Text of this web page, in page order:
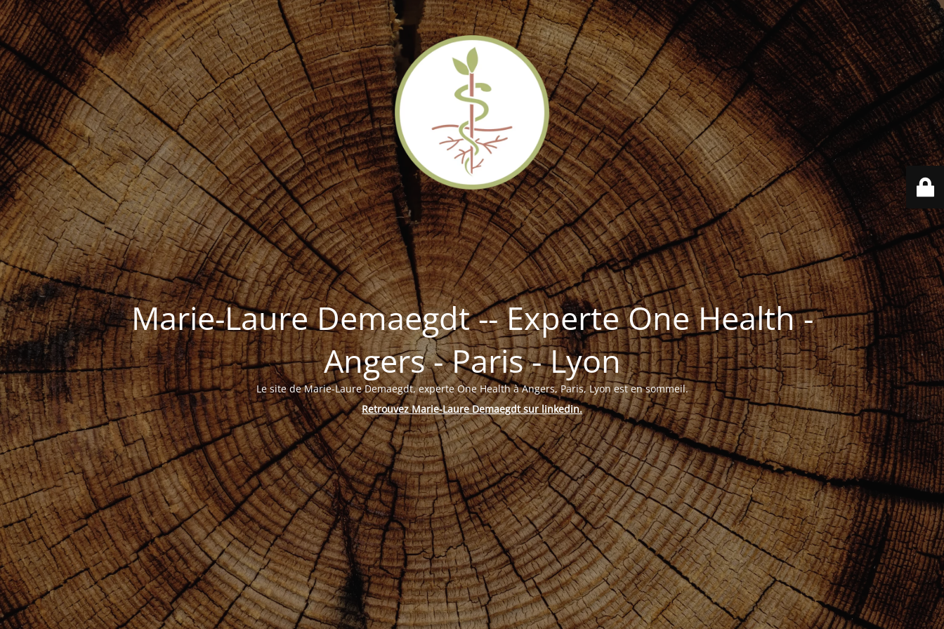
Marie-Laure Demaegdt -- Experte One Health -
Angers - Paris - Lyon
Le site de Marie-Laure Demaegdt, experte One Health à Angers, Paris, Lyon est en sommeil.
Retrouvez Marie-Laure Demaegdt sur linkedin.